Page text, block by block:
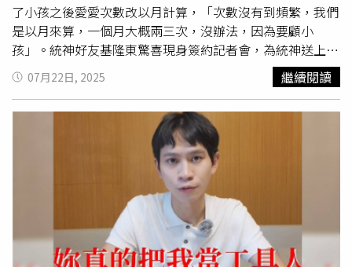
了小孩之後愛愛次數改以月計算，「次數沒有到頻繁，我們
是以月來算，一個月大概兩三次，沒辦法，因為要顧小
孩」。統神好友基隆東驚喜現身簽約記者會，為統神送上專
屬聯名湯鍋。（圖／趙文彬攝）他回憶跟老婆003在谷阿莫
的公司相識後，半年就打得火熱，更透露自己最全盛時期可
一天4次，最愛女上男下的姿勢，「因為我不用動很輕鬆，
只要躺著就行了！我們一切都發生得很快，是先有後婚，7
月時候認識，11、12月第一次發生關係，2月就發現懷孕，
一開始有做保護措施，我戴套就不太舒服，所以我就叫女生
吃藥，但她吃了一個月，剛好覺得時間差不多了，就覺得可
以試看看，如果有小孩就結婚，不過我每次愛愛都有問『妳
今天安全期嗎？』她都說安全，但就真的不安全，所以我要
說一定要戴套，一下就中了」。此外，統神也說男女交往真
要好聚好散，不然會發生很多問題，舉例王力宏跟 李靚蕾
07月22日, 2025 繼續閱讀